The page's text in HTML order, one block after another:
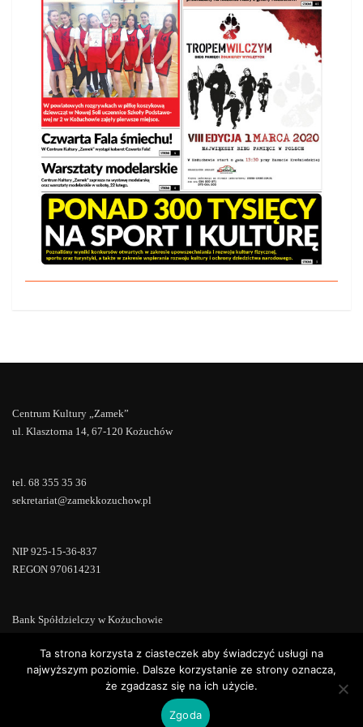
Centrum Kultury „Zamek”
ul. Klasztorna 14, 67-120 Kożuchów
tel. 68 355 35 36
sekretariat@zamekkozuchow.pl
NIP 925-15-36-837
REGON 970614231
Bank Spółdzielczy w Kożuchowie
WordPress |ConsultStreet theme by
Ta strona korzysta z ciasteczek aby świadczyć usługi na
najwyższym poziomie. Dalsze korzystanie ze strony oznacza,
że zgadzasz się na ich użycie.
Zgoda